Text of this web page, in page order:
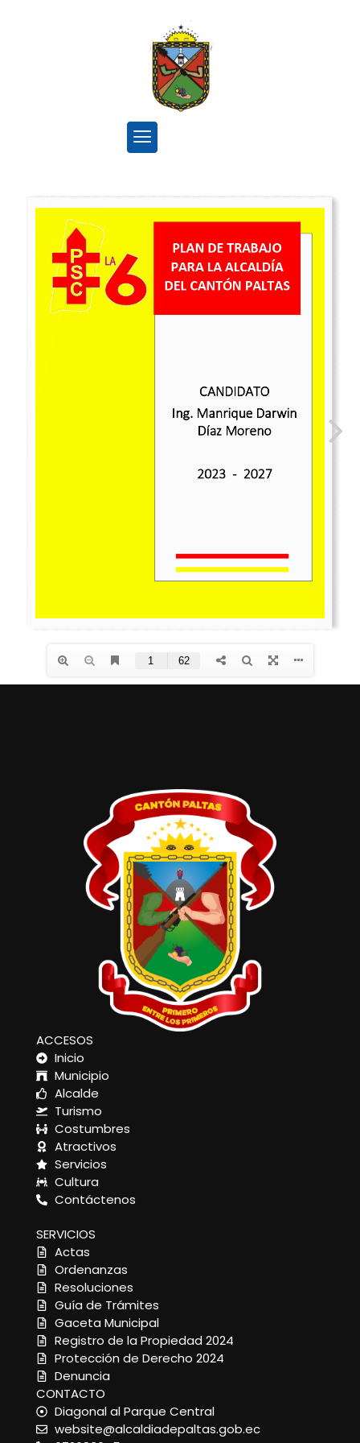
ACCESOS
Inicio
Municipio
Alcalde
Turismo
Costumbres
Atractivos
Servicios
Cultura
Contáctenos
SERVICIOS
Actas
Ordenanzas
Resoluciones
Guía de Trámites
Gaceta Municipal
Registro de la Propiedad 2024
Protección de Derecho 2024
Denuncia
CONTACTO
Diagonal al Parque Central
website@alcaldiadepaltas.gob.ec